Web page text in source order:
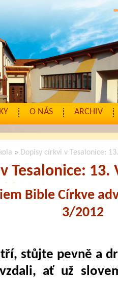
O NÁS ARCHIV
» Dopisy církvi v Tesalonice:
Tesalonice: 13.
Bible Církve
3/2012
stůjte pevně a
ať už